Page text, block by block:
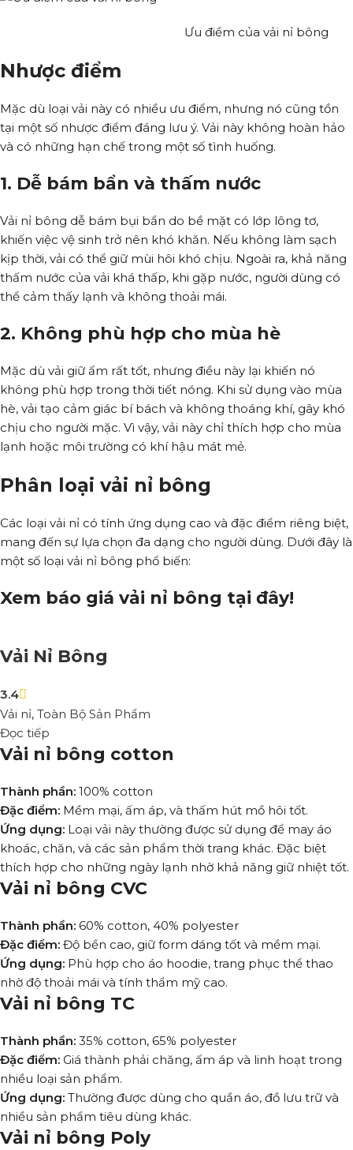
Ưu điểm của vải nỉ bông
Nhược điểm
Mặc dù loại vải này có nhiều ưu điểm, nhưng nó cũng tồn
tại một số nhược điểm đáng lưu ý. Vải này không hoàn hảo
và có những hạn chế trong một số tình huống.
1. Dễ bám bẩn và thấm nước
Vải nỉ bông dễ bám bụi bẩn do bề mặt có lớp lông tơ,
khiến việc vệ sinh trở nên khó khăn. Nếu không làm sạch
kịp thời, vải có thể giữ mùi hôi khó chịu. Ngoài ra, khả năng
thấm nước của vải khá thấp, khi gặp nước, người dùng có
thể cảm thấy lạnh và không thoải mái.
2. Không phù hợp cho mùa hè
Mặc dù vải giữ ấm rất tốt, nhưng điều này lại khiến nó
không phù hợp trong thời tiết nóng. Khi sử dụng vào mùa
hè, vải tạo cảm giác bí bách và không thoáng khí, gây khó
chịu cho người mặc. Vì vậy, vải này chỉ thích hợp cho mùa
lạnh hoặc môi trường có khí hậu mát mẻ.
Phân loại vải nỉ bông
Các loại vải nỉ có tính ứng dụng cao và đặc điểm riêng biệt,
mang đến sự lựa chọn đa dạng cho người dùng. Dưới đây là
một số loại vải nỉ bông phổ biến:
Xem báo giá vải nỉ bông tại đây!
Vải Nỉ Bông
3.4
Vải nỉ, Toàn Bộ Sản Phẩm
Đọc tiếp
Vải nỉ bông cotton
Thành phần: 100% cotton
Đặc điểm: Mềm mại, ấm áp, và thấm hút mồ hôi tốt.
Ứng dụng: Loại vải này thường được sử dụng để may áo
khoác, chăn, và các sản phẩm thời trang khác. Đặc biệt
thích hợp cho những ngày lạnh nhờ khả năng giữ nhiệt tốt.
Vải nỉ bông CVC
Thành phần: 60% cotton, 40% polyester
Đặc điểm: Độ bền cao, giữ form dáng tốt và mềm mại.
Ứng dụng: Phù hợp cho áo hoodie, trang phục thể thao
nhờ độ thoải mái và tính thẩm mỹ cao.
Vải nỉ bông TC
Thành phần: 35% cotton, 65% polyester
Đặc điểm: Giá thành phải chăng, ấm áp và linh hoạt trong
nhiều loại sản phẩm.
Ứng dụng: Thường được dùng cho quần áo, đồ lưu trữ và
nhiều sản phẩm tiêu dùng khác.
Vải nỉ bông Poly